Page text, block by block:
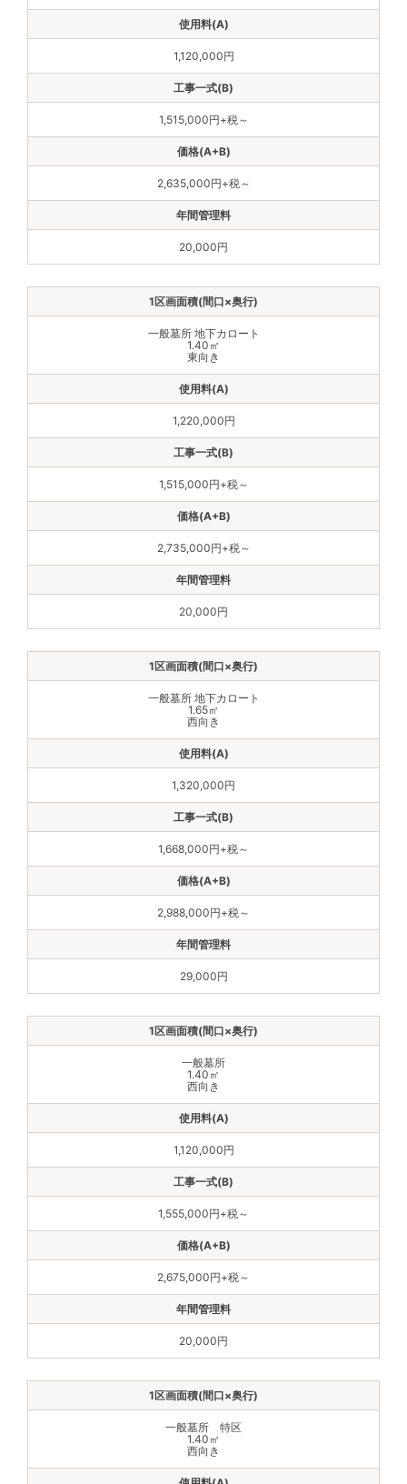
1,120,000円
1,515,000円+税～
2,635,000円+税～
20,000円
一般墓所 地下カロート
1.40㎡
東向き
1,220,000円
1,515,000円+税～
2,735,000円+税～
20,000円
一般墓所 地下カロート
1.65㎡
西向き
1,320,000円
1,668,000円+税～
2,988,000円+税～
29,000円
一般墓所
1.40㎡
西向き
1,120,000円
1,555,000円+税～
2,675,000円+税～
20,000円
一般墓所 特区
1.40㎡
西向き